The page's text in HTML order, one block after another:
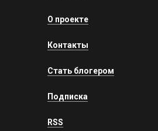
О проекте
Контакты
Стать блогером
Подписка
RSS